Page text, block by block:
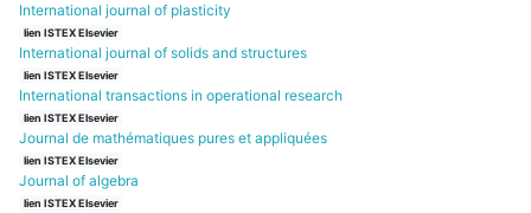
International journal of plasticity
lien ISTEX Elsevier
International journal of solids and structures
lien ISTEX Elsevier
International transactions in operational research
lien ISTEX Elsevier
Journal de mathématiques pures et appliquées
lien ISTEX Elsevier
Journal of algebra
lien ISTEX Elsevier